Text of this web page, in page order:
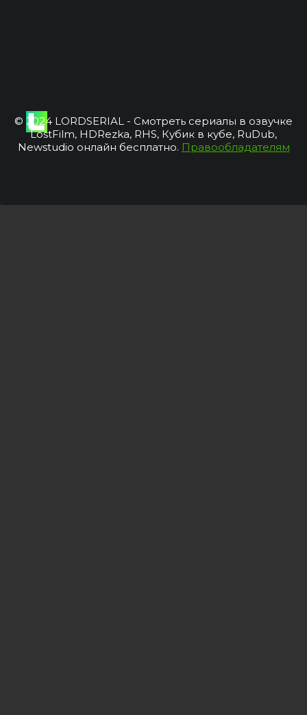
© 2024 LORDSERIAL - Смотреть сериалы в озвучке
LostFilm, HDRezka, RHS, Кубик в кубе, RuDub,
Newstudio онлайн бесплатно. Правообладателям